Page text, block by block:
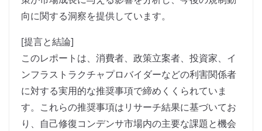
向に関する洞察を提供しています。
[提言と結論]
このレポートは、消費者、政策立案者、投資家、イ
ンフラストラクチャプロバイダーなどの利害関係者
に対する実用的な推奨事項で締めくくられていま
す。これらの推奨事項はリサーチ結果に基づいてお
り、自己修復コンデンサ市場内の主要な課題と機会